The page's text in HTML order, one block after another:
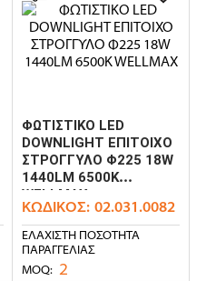
ΦΩΤΙΣΤΙΚΟ LED
DOWNLIGHT ΕΠΙΤΟΙΧΟ
ΣΤΡΟΓΓΥΛΟ Φ225 18W
1440LM 6500K
WELLMAX
ΚΩΔΙΚΌΣ: 02.031.0082
ΕΛΆΧΙΣΤΗ ΠΟΣΌΤΗΤΑ
ΠΑΡΑΓΓΕΛΊΑΣ
MOQ: 2